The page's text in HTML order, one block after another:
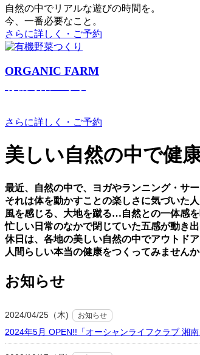
⾃然の中でリアルな遊びの時間を。
今、⼀番必要なこと。
さらに詳しく・ご予約
ORGANIC FARM
さらに詳しく・ご予約
美しい⾃然の中で健
最近、⾃然の中で、ヨガやランニング・サ
それは体を動かすことの楽しさに気づいた
⾵を感じる、⼤地を蹴る…⾃然との⼀体感を
忙しい⽇常のなかで閉じていた五感が動き
休⽇は、各地の美しい⾃然の中でアウトド
⼈間らしい本当の健康をつくってみませんか
お知らせ
2024/04/25（木) お知らせ
2024年5月 OPEN!!「オーシャンライフクラブ 湘南